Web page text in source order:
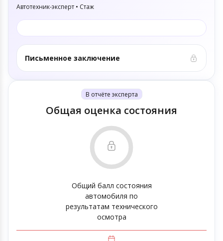
Автотехник-эксперт • Стаж
Письменное заключение
В отчёте эксперта
Общая оценка состояния
Общий балл состояния
автомобиля по
результатам технического
осмотра